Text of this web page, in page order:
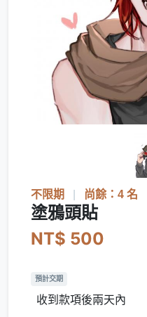
不限期 尚餘：4 名
塗鴉頭貼
NT$ 500
預計交期
收到款項後兩天內